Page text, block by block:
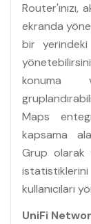
Router'ınızı,
ekranda
bir yerindeki
konuma
Maps
kapsama
Grup olarak
kullanıcıları
UniFi